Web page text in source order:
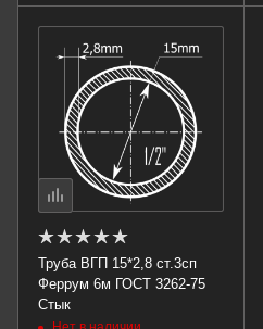
Труба ВГП 15*2,8 ст.3сп
Феррум 6м ГОСТ 3262-75
Стык